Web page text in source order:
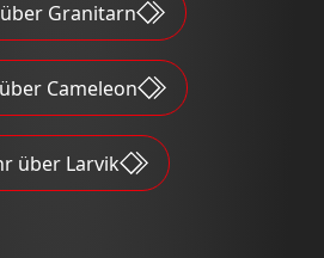
Granitarn
Cameleon
über Larvik